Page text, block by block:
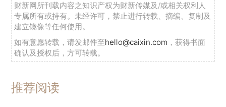
财新网所刊载内容之知识产权为财新传媒及/或相关权利人
专属所有或持有。未经许可，禁止进行转载、摘编、复制及
建立镜像等任何使用。
如有意愿转载，请发邮件至hello@caixin.com ，获得书面
确认及授权后，方可转载。
推荐阅读